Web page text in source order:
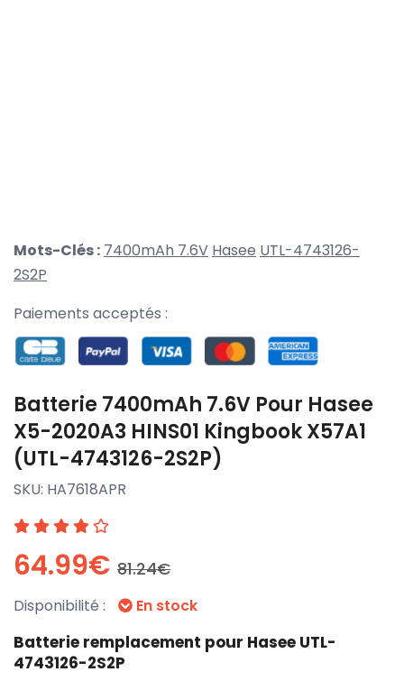
Mots-Clés : 7400mAh 7.6V Hasee UTL-4743126-
2S2P
Paiements acceptés :
Batterie 7400mAh 7.6V Pour Hasee
X5-2020A3 HINS01 Kingbook X57A1
(UTL-4743126-2S2P)
SKU: HA7618APR
64.99€ 81.24€
Disponibilité : En stock
Batterie remplacement pour Hasee UTL-
4743126-2S2P